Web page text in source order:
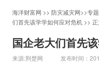
海洋财富网 >> 防灾减灾网>>专
们首先该学学如何应对危机 >>
国企老大们首先
来源:荆楚网 发布时间：